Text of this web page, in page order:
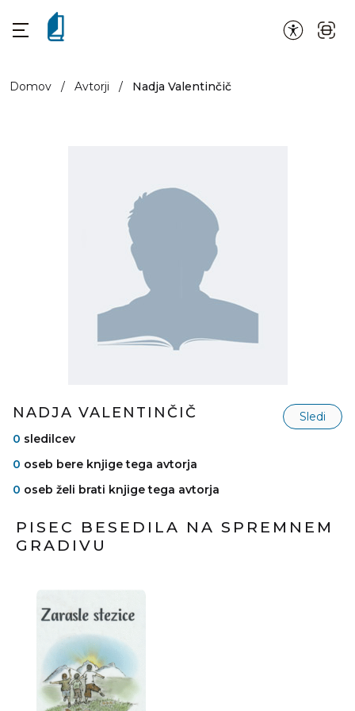
Domov / Avtorji / Nadja Valentinčič
NADJA VALENTINČIČ
Sledi
0 sledilcev
0 oseb bere knjige tega avtorja
0 oseb želi brati knjige tega avtorja
PISEC BESEDILA NA SPREMNEM
GRADIVU